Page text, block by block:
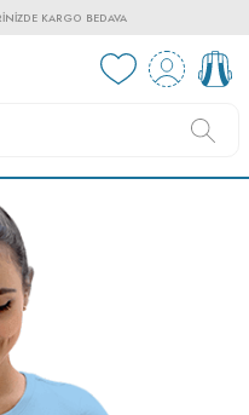
KARGO BEDAVA